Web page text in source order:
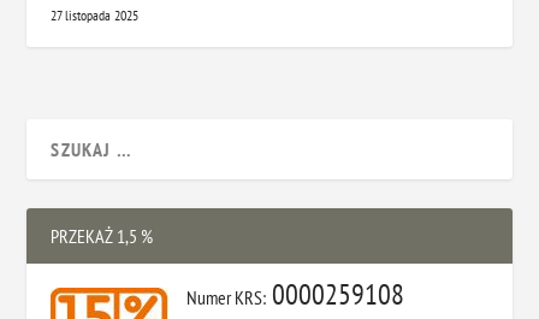
27 listopada 2025
PRZEKAŻ 1,5 %
Numer KRS: 0000259108